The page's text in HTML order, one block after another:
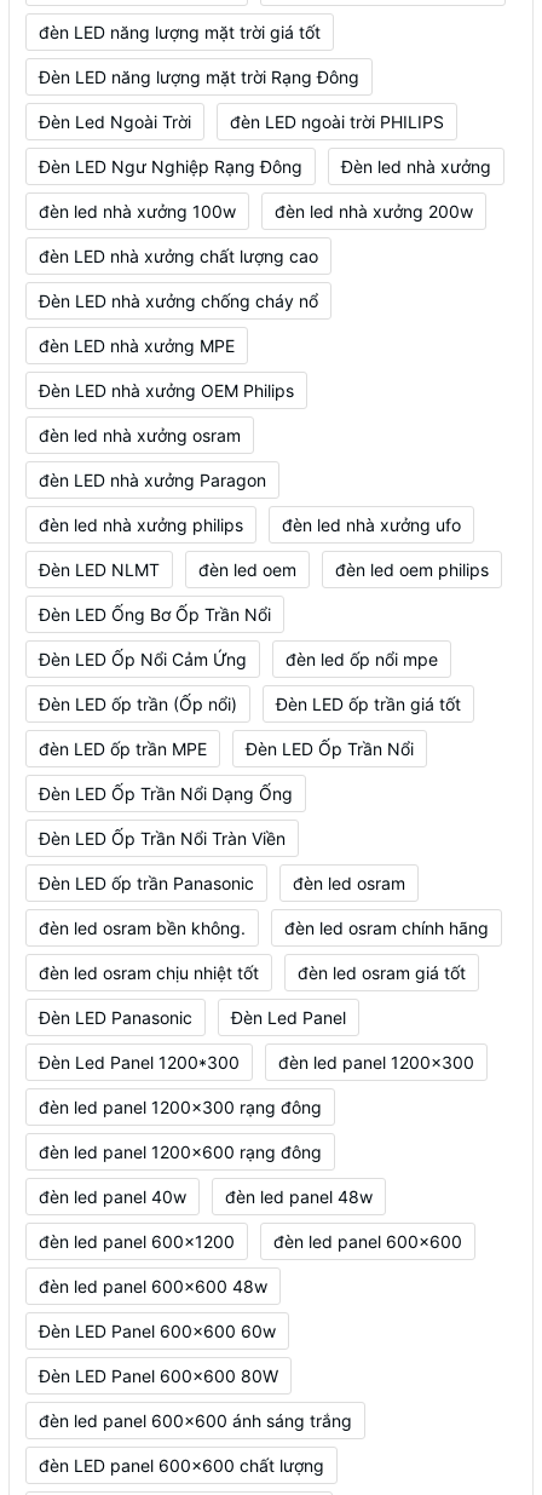
đèn LED năng lượng mặt trời giá tốt
Đèn LED năng lượng mặt trời Rạng Đông
Đèn Led Ngoài Trời đèn LED ngoài trời PHILIPS
Đèn LED Ngư Nghiệp Rạng Đông Đèn led nhà xưởng
đèn led nhà xưởng 100w đèn led nhà xưởng 200w
đèn LED nhà xưởng chất lượng cao
Đèn LED nhà xưởng chống cháy nổ
đèn LED nhà xưởng MPE
Đèn LED nhà xưởng OEM Philips
đèn led nhà xưởng osram
đèn LED nhà xưởng Paragon
đèn led nhà xưởng philips đèn led nhà xưởng ufo
Đèn LED NLMT đèn led oem đèn led oem philips
Đèn LED Ống Bơ Ốp Trần Nổi
Đèn LED Ốp Nổi Cảm Ứng đèn led ốp nổi mpe
Đèn LED ốp trần (Ốp nổi) Đèn LED ốp trần giá tốt
đèn LED ốp trần MPE Đèn LED Ốp Trần Nổi
Đèn LED Ốp Trần Nổi Dạng Ống
Đèn LED Ốp Trần Nổi Tràn Viền
Đèn LED ốp trần Panasonic đèn led osram
đèn led osram bền không. đèn led osram chính hãng
đèn led osram chịu nhiệt tốt đèn led osram giá tốt
Đèn LED Panasonic Đèn Led Panel
Đèn Led Panel 1200*300 đèn led panel 1200x300
đèn led panel 1200x300 rạng đông
đèn led panel 1200x600 rạng đông
đèn led panel 40w đèn led panel 48w
đèn led panel 600x1200 đèn led panel 600x600
đèn led panel 600x600 48w
Đèn LED Panel 600x600 60w
Đèn LED Panel 600x600 80W
đèn led panel 600x600 ánh sáng trắng
đèn LED panel 600x600 chất lượng